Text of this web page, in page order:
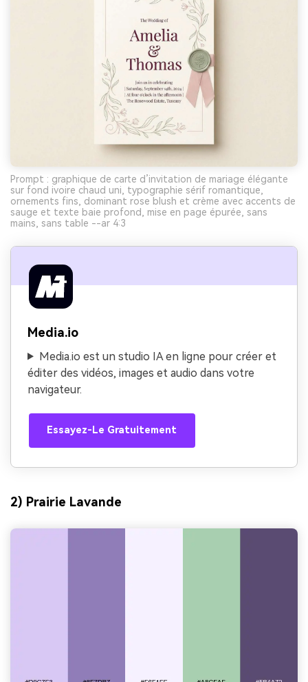
Prompt : graphique de carte d’invitation de mariage élégante
sur fond ivoire chaud uni, typographie sérif romantique,
ornements fins, dominant rose blush et crème avec accents de
sauge et texte baie profond, mise en page épurée, sans
mains, sans table --ar 4:3
Media.io
Media.io est un studio IA en ligne pour créer et
éditer des vidéos, images et audio dans votre
navigateur.
Essayez-Le Gratuitement
2) Prairie Lavande